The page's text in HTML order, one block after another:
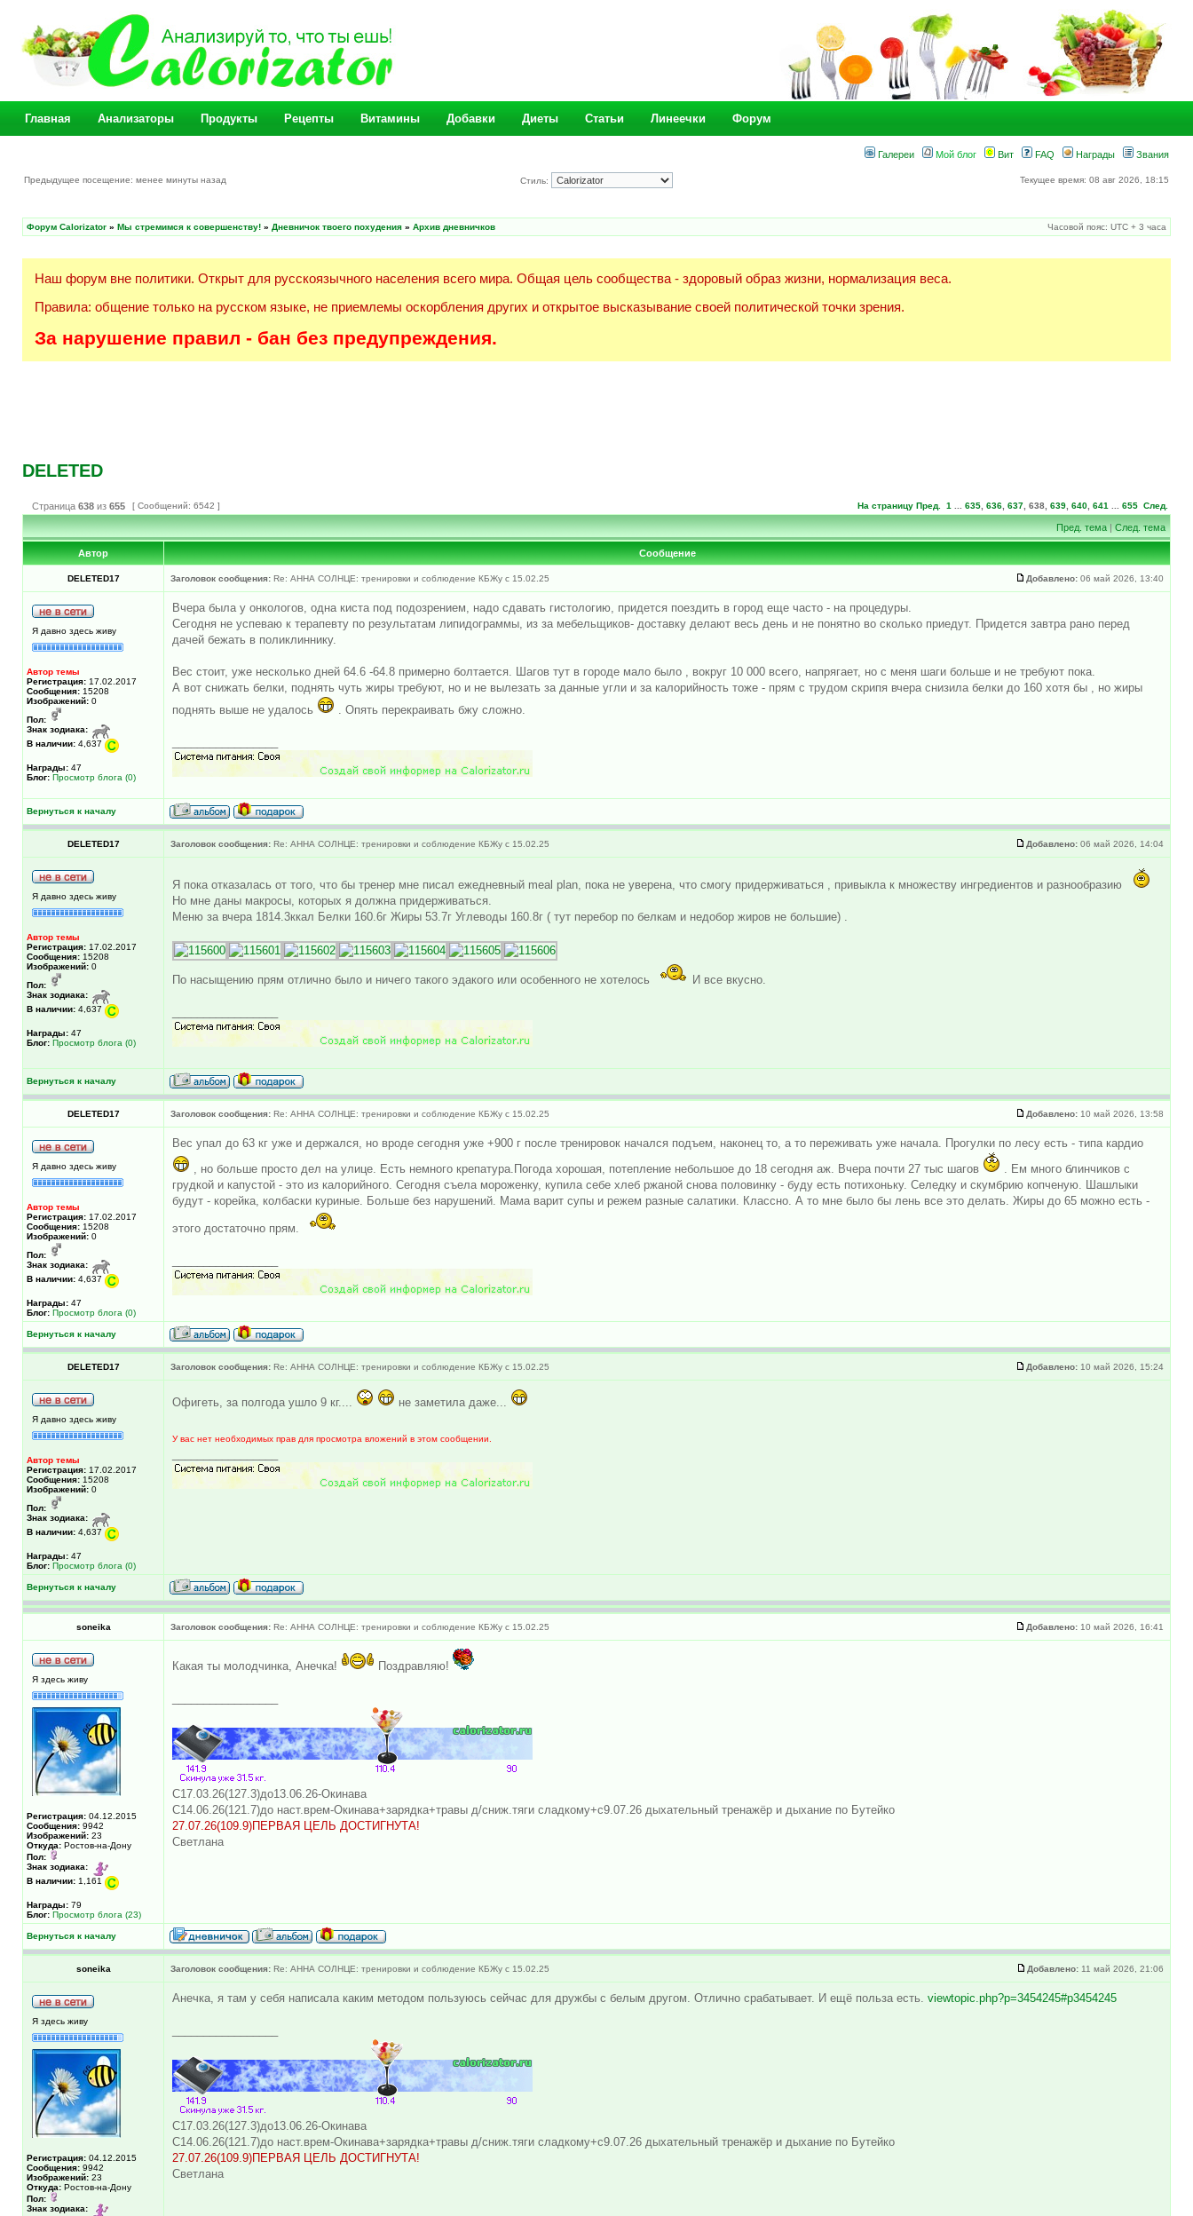
Главная Анализаторы Продукты Рецепты Витамины Добавки Диеты Статьи Линеечки Форум
Галереи Мой блог Вит FAQ Награды Звания
Предыдущее посещение: менее минуты назад Стиль: Текущее время: 08 авг 2026, 18:15
Форум Calorizator » Мы стремимся к совершенству! » Дневничок твоего похудения » Архив дневничков Часовой пояс: UTC + 3 часа
Наш форум вне политики. Открыт для русскоязычного населения всего мира. Общая цель сообщества - здоровый образ жизни, нормализация веса.
Правила: общение только на русском языке, не приемлемы оскорбления других и открытое высказывание своей политической точки зрения.
За нарушение правил - бан без предупреждения.
DELETED
Страница 638 из 655 [ Сообщений: 6542 ] На страницу Пред. 1 635 636 637 638 639 640 641 655 След.
Пред. тема|След. тема
Автор Сообщение
DELETED17 Заголовок сообщения: Re: АННА СОЛНЦЕ: тренировки и соблюдение КБЖу с 15.02.25 Добавлено: 06 май 2026, 13:40
Я давно здесь живу
Автор темы
Регистрация: 17.02.2017
Сообщения: 15208
Изображений: 0
Пол:
Знак зодиака:
В наличии: 4,637
Награды: 47
Блог: Просмотр блога (0)
Вчера была у онкологов, одна киста под подозрением, надо сдавать гистологию, придется поездить в город еще часто - на процедуры.
Сегодня не успеваю к терапевту по результатам липидограммы, из за мебельщиков- доставку делают весь день и не понятно во сколько приедут. Придется завтра рано перед
дачей бежать в поликлиннику.
Вес стоит, уже несколько дней 64.6 -64.8 примерно болтается. Шагов тут в городе мало было , вокруг 10 000 всего, напрягает, но с меня шаги больше и не требуют пока.
А вот снижать белки, поднять чуть жиры требуют, но и не вылезать за данные угли и за калорийность тоже - прям с трудом скрипя вчера снизила белки до 160 хотя бы , но жиры
поднять выше не удалось
. Опять перекраивать бжу сложно.
Вернуться к началу
DELETED17 Заголовок сообщения: Re: АННА СОЛНЦЕ: тренировки и соблюдение КБЖу с 15.02.25 Добавлено: 06 май 2026, 14:04
Я давно здесь живу
Автор темы
Регистрация: 17.02.2017
Сообщения: 15208
Изображений: 0
Пол:
Знак зодиака:
В наличии: 4,637
Награды: 47
Блог: Просмотр блога (0)
Я пока отказалась от того, что бы тренер мне писал ежедневный meal plan, пока не уверена, что смогу придерживаться , привыкла к множеству ингредиентов и разнообразию
Но мне даны макросы, которых я должна придерживаться.
Меню за вчера 1814.3ккал Белки 160.6г Жиры 53.7г Углеводы 160.8г ( тут перебор по белкам и недобор жиров не большие) .
По насыщению прям отлично было и ничего такого эдакого или особенного не хотелось И все вкусно.
Вернуться к началу
DELETED17 Заголовок сообщения: Re: АННА СОЛНЦЕ: тренировки и соблюдение КБЖу с 15.02.25 Добавлено: 10 май 2026, 13:58
Я давно здесь живу
Автор темы
Регистрация: 17.02.2017
Сообщения: 15208
Изображений: 0
Пол:
Знак зодиака:
В наличии: 4,637
Награды: 47
Блог: Просмотр блога (0)
Вес упал до 63 кг уже и держался, но вроде сегодня уже +900 г после тренировок начался подъем, наконец то, а то переживать уже начала. Прогулки по лесу есть - типа кардио
, но больше просто дел на улице. Есть немного крепатура.Погода хорошая, потепление небольшое до 18 сегодня аж. Вчера почти 27 тыс шагов
. Ем много блинчиков с
грудкой и капустой - это из калорийного. Сегодня съела мороженку, купила себе хлеб ржаной снова половинку - буду есть потихоньку. Селедку и скумбрию копченую. Шашлыки
будут - корейка, колбаски куриные. Больше без нарушений. Мама варит супы и режем разные салатики. Классно. А то мне было бы лень все это делать. Жиры до 65 можно есть -
этого достаточно прям.
Вернуться к началу
DELETED17 Заголовок сообщения: Re: АННА СОЛНЦЕ: тренировки и соблюдение КБЖу с 15.02.25 Добавлено: 10 май 2026, 15:24
Я давно здесь живу
Автор темы
Регистрация: 17.02.2017
Сообщения: 15208
Изображений: 0
Пол:
Знак зодиака:
В наличии: 4,637
Награды: 47
Блог: Просмотр блога (0)
Офигеть, за полгода ушло 9 кг.... не заметила даже...
У вас нет необходимых прав для просмотра вложений в этом сообщении.
Вернуться к началу
soneika Заголовок сообщения: Re: АННА СОЛНЦЕ: тренировки и соблюдение КБЖу с 15.02.25 Добавлено: 10 май 2026, 16:41
Я здесь живу
Регистрация: 04.12.2015
Сообщения: 9942
Изображений: 23
Откуда: Ростов-на-Дону
Пол:
Знак зодиака:
В наличии: 1,161
Награды: 79
Блог: Просмотр блога (23)
Какая ты молодчинка, Анечка! Поздравляю!
С17.03.26(127.3)до13.06.26-Окинава
С14.06.26(121.7)до наст.врем-Окинава+зарядка+травы д/сниж.тяги сладкому+с9.07.26 дыхательный тренажёр и дыхание по Бутейко
27.07.26(109.9)ПЕРВАЯ ЦЕЛЬ ДОСТИГНУТА!
Светлана
Вернуться к началу
soneika Заголовок сообщения: Re: АННА СОЛНЦЕ: тренировки и соблюдение КБЖу с 15.02.25 Добавлено: 11 май 2026, 21:06
Я здесь живу
Регистрация: 04.12.2015
Сообщения: 9942
Изображений: 23
Откуда: Ростов-на-Дону
Пол:
Знак зодиака:
Анечка, я там у себя написала каким методом пользуюсь сейчас для дружбы с белым другом. Отлично срабатывает. И ещё польза есть. viewtopic.php?p=3454245#p3454245
С17.03.26(127.3)до13.06.26-Окинава
С14.06.26(121.7)до наст.врем-Окинава+зарядка+травы д/сниж.тяги сладкому+с9.07.26 дыхательный тренажёр и дыхание по Бутейко
27.07.26(109.9)ПЕРВАЯ ЦЕЛЬ ДОСТИГНУТА!
Светлана